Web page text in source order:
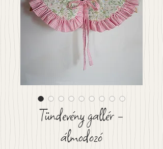
Tündevény gallér -
álmodozó